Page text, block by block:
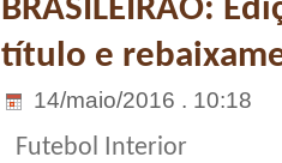
BRASILEIRÃO:
título e
14/maio/2016 . 10:18
Futebol Interior